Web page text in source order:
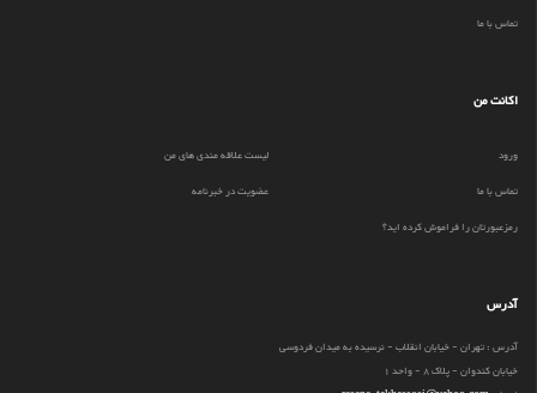
تماس با ما
اکانت من
ورود
لیست علاقه مندی های من
تماس با ما
عضویت در خبرنامه
رمزعبورتان را فراموش کرده اید؟
آدرس
آدرس : تهران - خیابان انقلاب - نرسیده به میدان فردوسی
خیابان کندوان - پلاک 8 - واحد 1